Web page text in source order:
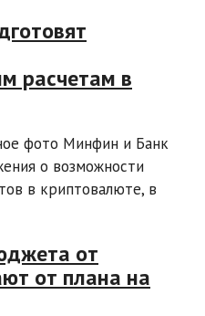
расчетам в
фото Минфин и Банк
о возможности
в криптовалюте, в
от
от плана на